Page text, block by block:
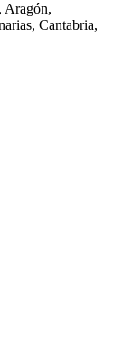
Aragón,
Cantabria,